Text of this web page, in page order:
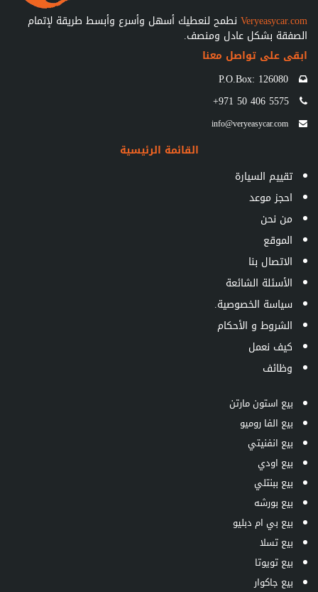
Veryeasycar.com نطمح لنعطيك أسهل وأسرع وأبسط طريقة لإتمام
الصفقة بشكل عادل ومنصف.
ابقى على تواصل معنا
P.O.Box: 126080
+971 50 406 5575
info@veryeasycar.com
القائمة الرئيسية
تقييم السيارة
احجز موعد
من نحن
الموقع
الاتصال بنا
الأسئلة الشائعة
سياسة الخصوصية.
الشروط و الأحكام
كيف نعمل
وظائف
بيع استون مارتن
بيع الفا روميو
بيع انفنيتي
بيع اودي
بيع ببنتلي
بيع بورشه
بيع بي ام دبليو
بيع تسلا
بيع تويوتا
بيع جاكوار